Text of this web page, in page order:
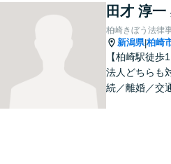
田才 淳一
柏崎きぼう法律
新潟県|柏崎
【柏崎駅徒歩
法人どちらも
続／離婚／交